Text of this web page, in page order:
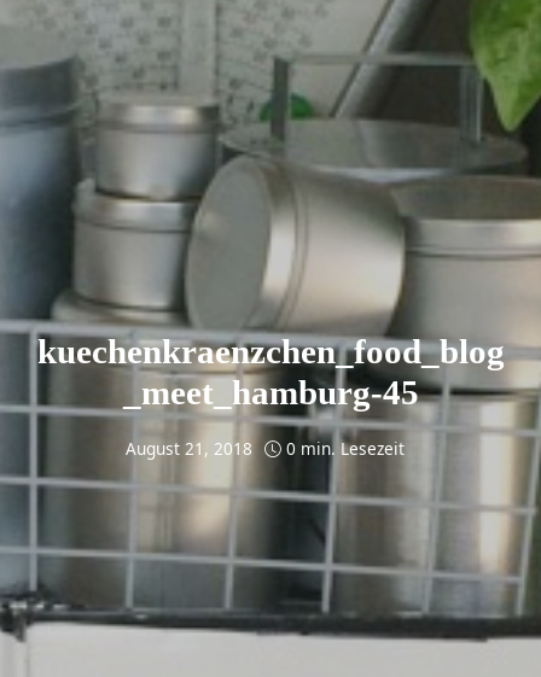
kuechenkraenzchen_food_blog
_meet_hamburg-45
August 21, 2018 0 min. Lesezeit